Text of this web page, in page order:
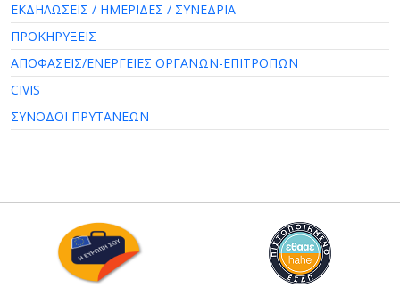
ΕΚΔΗΛΩΣΕΙΣ / ΗΜΕΡΙΔΕΣ / ΣΥΝΕΔΡΙΑ
ΠΡΟΚΗΡΥΞΕΙΣ
ΑΠΟΦΑΣΕΙΣ/ΕΝΕΡΓΕΙΕΣ ΟΡΓΑΝΩΝ-ΕΠΙΤΡΟΠΩΝ
CIVIS
ΣΥΝΟΔΟΙ ΠΡΥΤΑΝΕΩΝ